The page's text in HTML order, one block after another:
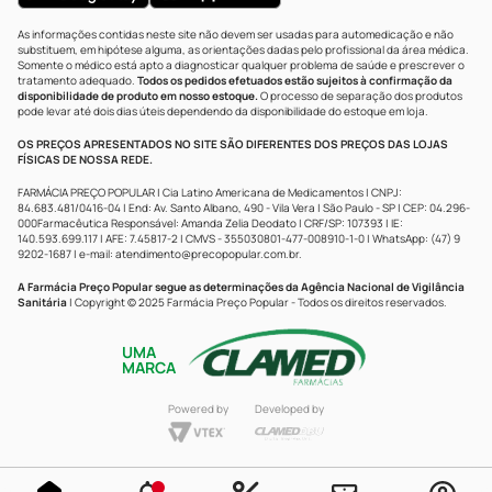
As informações contidas neste site não devem ser usadas para automedicação e não
substituem, em hipótese alguma, as orientações dadas pelo profissional da área médica.
Somente o médico está apto a diagnosticar qualquer problema de saúde e prescrever o
tratamento adequado. Todos os pedidos efetuados estão sujeitos à confirmação da
disponibilidade de produto em nosso estoque.O processo de separação dos produtos
pode levar até dois dias úteis dependendo da disponibilidade do estoque em loja.
OS PREÇOS APRESENTADOS NO SITE SÃO DIFERENTES DOS PREÇOS DAS LOJAS
FÍSICAS DE NOSSA REDE.
FARMÁCIA PREÇO POPULAR | Cia Latino Americana de Medicamentos | CNPJ:
84.683.481/0416-04 | End: Av. Santo Albano, 490 - Vila Vera | São Paulo - SP | CEP: 04.296-
000Farmacêutica Responsável: Amanda Zelia Deodato | CRF/SP: 107393 | IE:
140.593.699.117 | AFE: 7.45817-2 | CMVS - 355030801-477-008910-1-0 | WhatsApp: (47) 9
9202-1687 | e-mail: atendimento@precopopular.com.br.
A Farmácia Preço Popular segue as determinações da Agência Nacional de Vigilância
Sanitária | Copyright © 2025 Farmácia Preço Popular - Todos os direitos reservados.
UMA
MARCA
Powered by Developed by